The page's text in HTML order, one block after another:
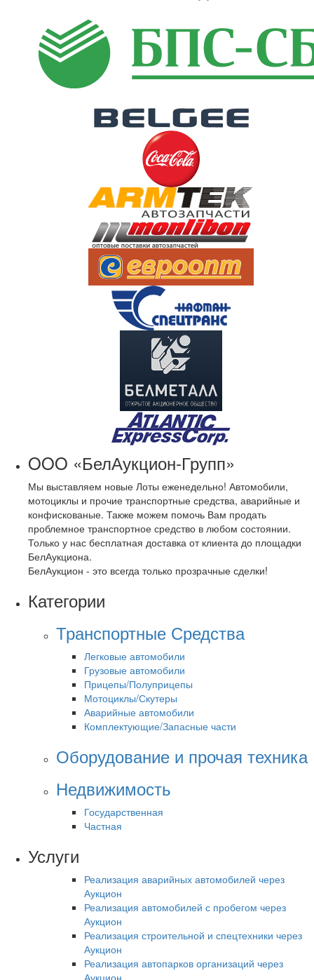
OOO «БелАукцион-Групп»
Мы выставляем новые Лоты еженедельно! Автомобили,
мотоциклы и прочие транспортные средства, аварийные и
конфискованые. Также можем помочь Вам продать
проблемное транспортное средство в любом состоянии.
Только у нас бесплатная доставка от клиента до площадки
БелАукциона.
БелАукцион - это всегда только прозрачные сделки!
Категории
Транспортные Средства
Легковые автомобили
Грузовые автомобили
Прицепы/Полуприцепы
Мотоциклы/Скутеры
Аварийные автомобили
Комплектующие/Запасные части
Оборудование и прочая техника
Недвижимость
Государственная
Частная
Услуги
Реализация аварийных автомобилей через
Аукцион
Реализация автомобилей с пробегом через
Аукцион
Реализация строительной и спецтехники через
Аукцион
Реализация автопарков организаций через